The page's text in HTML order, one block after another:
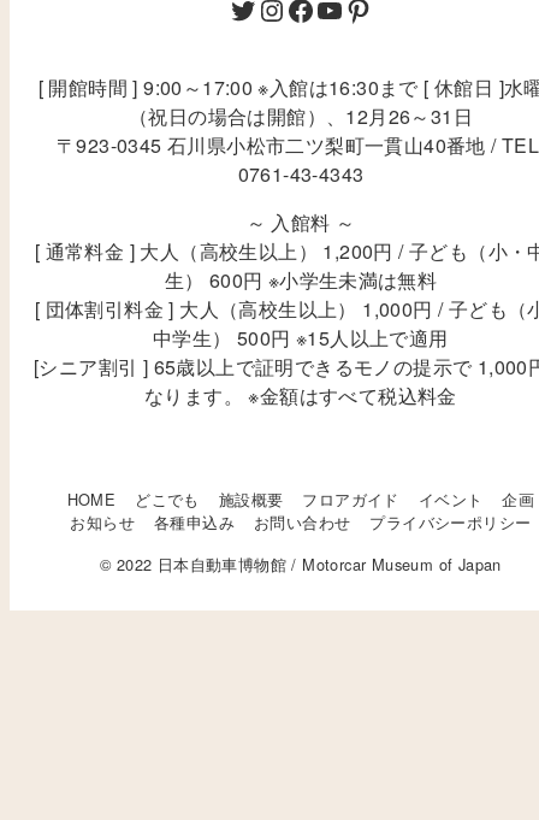
[ 開館時間 ] 9:00～17:00 ※入館は16:30まで [ 休館日 ]水
（祝日の場合は開館）、12月26～31日
〒923-0345 石川県小松市二ツ梨町一貫山40番地 /
0761-43-4343
～ 入館料 ～
[ 通常料金 ] 大人（高校生以上） 1,200円 / 子ども（小・
生） 600円 ※小学生未満は無料
[ 団体割引料金 ] 大人（高校生以上） 1,000円 / 子ども（
中学生） 500円 ※15人以上で適用
[シニア割引 ] 65歳以上で証明できるモノの提示で 1,000
なります。 ※金額はすべて税込料金
HOME どこでも 施設概要 フロアガイド イベント
企画
お知らせ
各種申込み お問い合わせ
プライバシーポリシー
© 2022 日本自動車博物館 / Motorcar Museum of Japan